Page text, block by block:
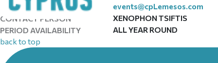
EMAIL
events@cpLemesos.com
CONTACT PERSON
XENOPHON TSIFTIS
PERIOD AVAILABILITY
ALL YEAR ROUND
back to top